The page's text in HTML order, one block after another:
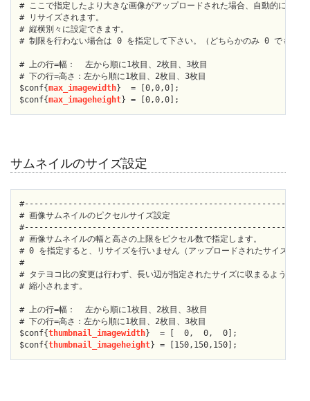
# ここで指定したより大きな画像がアップロードされた場合、自動的に
# リサイズされます。
# 縦横別々に設定できます。
# 制限を行わない場合は 0 を指定して下さい。（どちらかのみ 0 でも可。
# 上の行=幅：  左から順に1枚目、2枚目、3枚目
# 下の行=高さ：左から順に1枚目、2枚目、3枚目
$conf{max_imagewidth}  = [0,0,0];
$conf{max_imageheight
サムネイルのサイズ設定
#--------------------------------------------------------
# 画像サムネイルのピクセルサイズ設定
# 画像サムネイルの幅と高さの上限をピクセル数で指定します。
# 0 を指定すると、リサイズを行いません（アップロードされたサイズ）。
#
# タテヨコ比の変更は行わず、長い辺が指定されたサイズに収まるように
# 縮小されます。
# 上の行=幅：  左から順に1枚目、2枚目、3枚目
# 下の行=高さ：左から順に1枚目、2枚目、3枚目
$conf{thumbnail_imagewidth}  = [  0,  0,  0];
$conf{thumbnail_imageheight